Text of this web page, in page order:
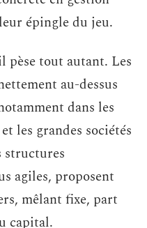
épingle du jeu.
pèse tout autant. Les
au-dessus
dans les
les grandes sociétés
structures
agiles, proposent
mêlant fixe, part
capital.